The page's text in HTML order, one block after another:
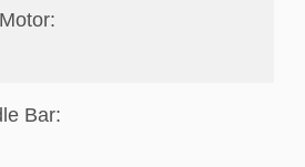
Bar: